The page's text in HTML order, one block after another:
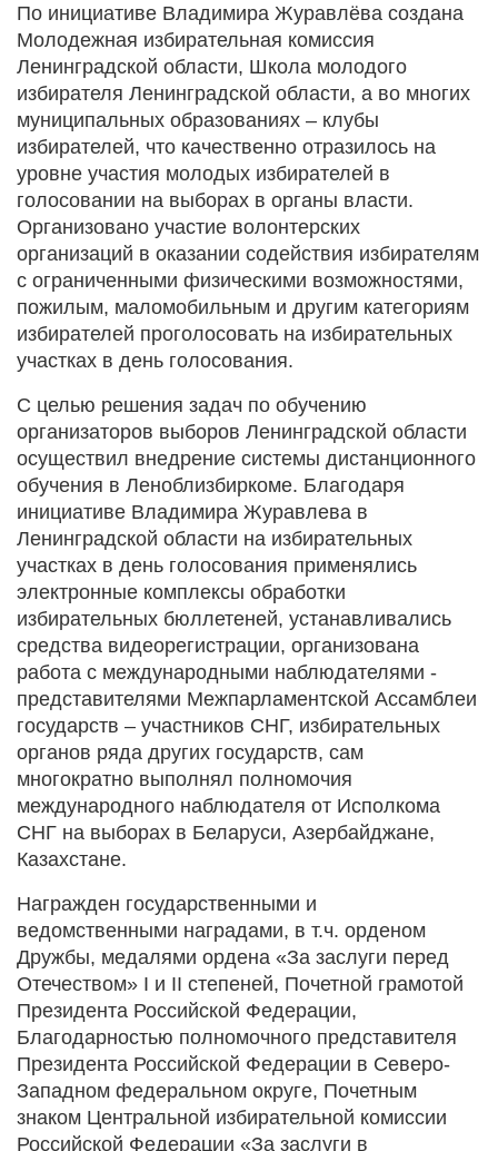
По инициативе Владимира Журавлёва создана
Молодежная избирательная комиссия
Ленинградской области, Школа молодого
избирателя Ленинградской области, а во многих
муниципальных образованиях – клубы
избирателей, что качественно отразилось на
уровне участия молодых избирателей в
голосовании на выборах в органы власти.
Организовано участие волонтерских
организаций в оказании содействия избирателям
с ограниченными физическими возможностями,
пожилым, маломобильным и другим категориям
избирателей проголосовать на избирательных
участках в день голосования.
С целью решения задач по обучению
организаторов выборов Ленинградской области
осуществил внедрение системы дистанционного
обучения в Леноблизбиркоме. Благодаря
инициативе Владимира Журавлева в
Ленинградской области на избирательных
участках в день голосования применялись
электронные комплексы обработки
избирательных бюллетеней, устанавливались
средства видеорегистрации, организована
работа с международными наблюдателями -
представителями Межпарламентской Ассамблеи
государств – участников СНГ, избирательных
органов ряда других государств, сам
многократно выполнял полномочия
международного наблюдателя от Исполкома
СНГ на выборах в Беларуси, Азербайджане,
Казахстане.
Награжден государственными и
ведомственными наградами, в т.ч. орденом
Дружбы, медалями ордена «За заслуги перед
Отечеством» I и II степеней, Почетной грамотой
Президента Российской Федерации,
Благодарностью полномочного представителя
Президента Российской Федерации в Северо-
Западном федеральном округе, Почетным
знаком Центральной избирательной комиссии
Российской Федерации «За заслуги в